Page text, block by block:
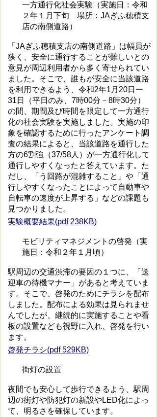
一方通行化社会実験（実施日：令和
２年１月下旬 場所：JAぎふ穂積支
店の南側道路）
「JAぎふ穂積支店の南側道路」は幅員が
狭く、安全に通行することが難しいとの
意見が周辺利用者から多く寄せられてい
ました。そこで、誰もが安全に当該道路
を利用できるよう、令和2年1月20日ー
31日（平日のみ、7時00分－8時30分）
の間、期間及び時間を限定して一方通行
化の社会実験を実施しました。実施の印
象を確認するために行ったアンケート調
査の結果によると、当該道路を通行した
方の6割強（37/58人）が一方通行化して
通行しやすくなったと答えています。た
だし、「う回路が混雑すること」や「通
行しやすくなったことによって自動車や
自転車の速度が上昇する」などの課題も
見つかりました。
実験概要結果(pdf 238KB)
モビリティマネジメントの啓発（実
施日：令和２年１月頃）
駅周辺の交通渋滞の要因の１つに、「送
迎車の待機マナー」があると考えていま
す。そこで、啓発のためにチラシを配布
しました。配布による効果は見られませ
んでしたが、継続的に実施することや看
板の設置なども視野に入れ、啓発を行い
ます。
啓発チラシ(pdf 529KB)
街灯の設置
夜間でも安心して歩行できるよう、駅周
辺の街灯や防犯灯の新設やLED化によっ
て、明るさを確保しています。